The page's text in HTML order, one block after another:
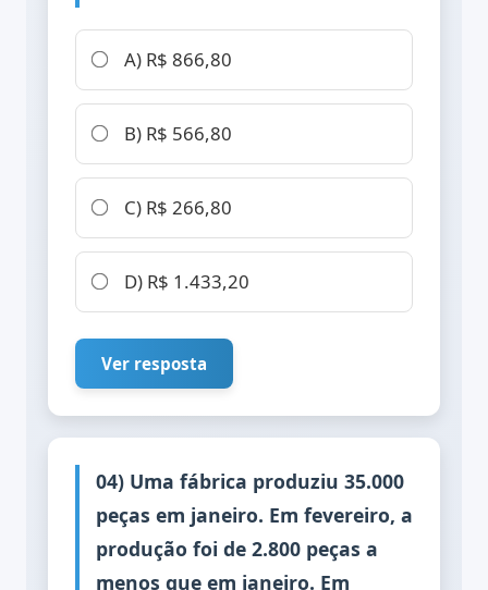
A) R$ 866,80
B) R$ 566,80
C) R$ 266,80
D) R$ 1.433,20
Ver resposta
04) Uma fábrica produziu 35.000
peças em janeiro. Em fevereiro, a
produção foi de 2.800 peças a
menos que em janeiro. Em